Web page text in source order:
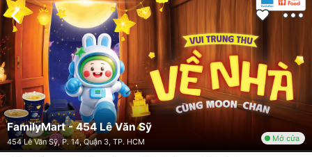
FamilyMart - 454 Lê Văn Sỹ
454 Lê Văn Sỹ, P. 14, Quận 3, TP. HCM Mở cửa